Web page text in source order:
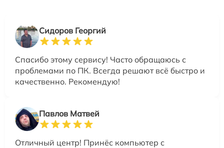
Сидоров Георгий
Спасибо этому сервису! Часто обращаюсь с
проблемами по ПК. Всегда решают всё быстро и
качественно. Рекомендую!
Павлов Матвей
Отличный центр! Принёс компьютер с